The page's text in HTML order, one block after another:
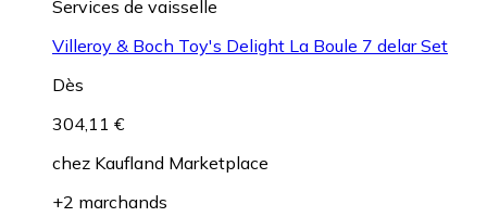
Services de vaisselle
Villeroy & Boch Toy's Delight La Boule 7 delar Set
Dès
304,11 €
chez Kaufland Marketplace
+2 marchands